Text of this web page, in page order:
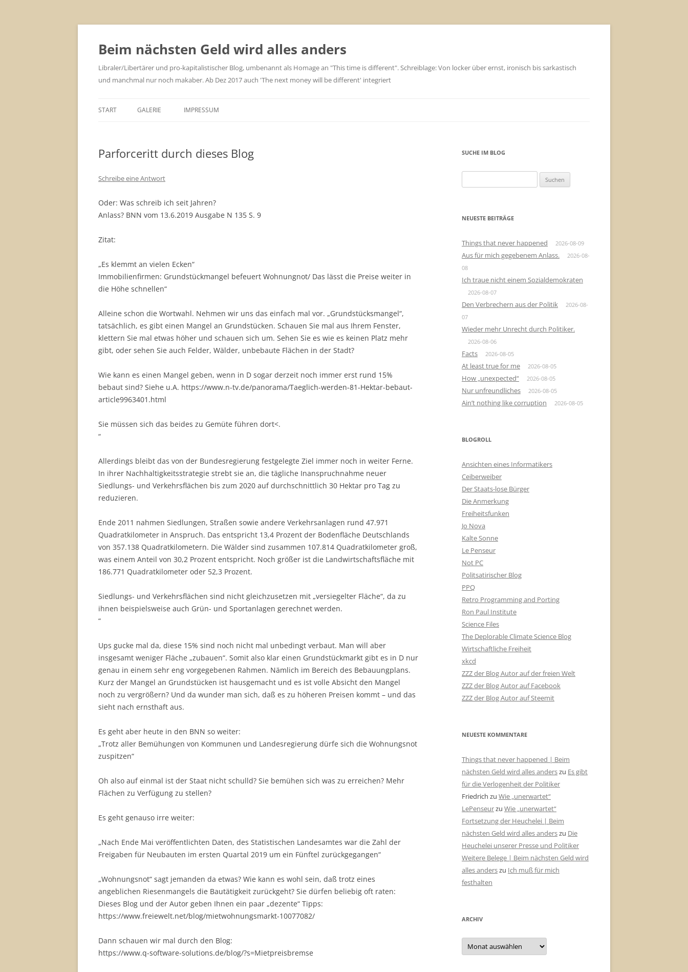
Zum
springen
Beim nächsten Geld wird alles anders
Libraler/Libertärer und pro-kapitalistischer Blog, umbenannt als Homage an "This time is different". Schreiblage: Von locker über ernst, ironisch bis sarkastisch
und manchmal nur noch makaber. Ab Dez 2017 auch 'The next money will be different' integriert
START GALERIE IMPRESSUM
Parforceritt durch dieses Blog
Schreibe eine Antwort
Oder: Was schreib ich seit Jahren?
Anlass? BNN vom 13.6.2019 Ausgabe N 135 S. 9
Zitat:
„Es klemmt an vielen Ecken“
Immobilienfirmen: Grundstückmangel befeuert Wohnungnot/ Das lässt die Preise weiter in
die Höhe schnellen“
Alleine schon die Wortwahl. Nehmen wir uns das einfach mal vor. „Grundstücksmangel“,
tatsächlich, es gibt einen Mangel an Grundstücken. Schauen Sie mal aus Ihrem Fenster,
klettern Sie mal etwas höher und schauen sich um. Sehen Sie es wie es keinen Platz mehr
gibt, oder sehen Sie auch Felder, Wälder, unbebaute Flächen in der Stadt?
Wie kann es einen Mangel geben, wenn in D sogar derzeit noch immer erst rund 15%
bebaut sind? Siehe u.A. https://www.n-tv.de/panorama/Taeglich-werden-81-Hektar-bebaut-
article9963401.html
Sie müssen sich das beides zu Gemüte führen dort<.
“
Allerdings bleibt das von der Bundesregierung festgelegte Ziel immer noch in weiter Ferne.
In ihrer Nachhaltigkeitsstrategie strebt sie an, die tägliche Inanspruchnahme neuer
Siedlungs- und Verkehrsflächen bis zum 2020 auf durchschnittlich 30 Hektar pro Tag zu
reduzieren.
Ende 2011 nahmen Siedlungen, Straßen sowie andere Verkehrsanlagen rund 47.971
Quadratkilometer in Anspruch. Das entspricht 13,4 Prozent der Bodenfläche Deutschlands
von 357.138 Quadratkilometern. Die Wälder sind zusammen 107.814 Quadratkilometer groß,
was einem Anteil von 30,2 Prozent entspricht. Noch größer ist die Landwirtschaftsfläche mit
186.771 Quadratkilometer oder 52,3 Prozent.
Siedlungs- und Verkehrsflächen sind nicht gleichzusetzen mit „versiegelter Fläche“, da zu
ihnen beispielsweise auch Grün- und Sportanlagen gerechnet werden.
“
Ups gucke mal da, diese 15% sind noch nicht mal unbedingt verbaut. Man will aber
insgesamt weniger Fläche „zubauen“. Somit also klar einen Grundstückmarkt gibt es in D nur
genau in einem sehr eng vorgegebenen Rahmen. Nämlich im Bereich des Bebauungplans.
Kurz der Mangel an Grundstücken ist hausgemacht und es ist volle Absicht den Mangel
noch zu vergrößern? Und da wunder man sich, daß es zu höheren Preisen kommt – und das
sieht nach ernsthaft aus.
Es geht aber heute in den BNN so weiter:
„Trotz aller Bemühungen von Kommunen und Landesregierung dürfe sich die Wohnungsnot
zuspitzen“
Oh also auf einmal ist der Staat nicht schulld? Sie bemühen sich was zu erreichen? Mehr
Flächen zu Verfügung zu stellen?
Es geht genauso irre weiter:
„Nach Ende Mai veröffentlichten Daten, des Statistischen Landesamtes war die Zahl der
Freigaben für Neubauten im ersten Quartal 2019 um ein Fünftel zurückgegangen“
„Wohnungsnot“ sagt jemanden da etwas? Wie kann es wohl sein, daß trotz eines
angeblichen Riesenmangels die Bautätigkeit zurückgeht? Sie dürfen beliebig oft raten:
Dieses Blog und der Autor geben Ihnen ein paar „dezente“ Tipps:
https://www.freiewelt.net/blog/mietwohnungsmarkt-10077082/
Dann schauen wir mal durch den Blog:
https://www.q-software-solutions.de/blog/?s=Mietpreisbremse
SUCHE IM BLOG
nach:
NEUESTE BEITRÄGE
Things that never happened 2026-08-09
Aus für mich gegebenem Anlass.
2026-08-
08
Ich traue nicht einem Sozialdemokraten
2026-08-07
Den Verbrechern aus der Politik
2026-08-
07
Wieder mehr Unrecht durch Politiker.
2026-08-06
Facts 2026-08-05
At least true for me 2026-08-05
How „unexpected“ 2026-08-05
Nur unfreundliches 2026-08-05
Ain’t nothing like corruption 2026-08-05
BLOGROLL
Ansichten eines Informatikers
Ceiberweiber
Der Staats-lose Bürger
Die Anmerkung
Freiheitsfunken
Jo Nova
Kalte Sonne
Le Penseur
Not PC
Politsatirischer Blog
PPQ
Retro Programming and Porting
Ron Paul Institute
Science Files
The Deplorable Climate Science Blog
Wirtschaftliche Freiheit
xkcd
ZZZ der Blog Autor auf der freien Welt
ZZZ der Blog Autor auf Facebook
ZZZ der Blog Autor auf Steemit
NEUESTE KOMMENTARE
Things that never happened | Beim
nächsten Geld wird alles anderszu Es gibt
für die Verlogenheit der Politiker
Friedrich zu Wie „unerwartet“
LePenseurzu Wie „unerwartet“
Fortsetzung der Heuchelei | Beim
nächsten Geld wird alles anderszu Die
Heuchelei unserer Presse und Politiker
Weitere Belege | Beim nächsten Geld wird
alles anderszu Ich muß für mich
festhalten
ARCHIV
Archiv